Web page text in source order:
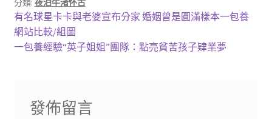
分類: 夜泊牛渚怀古
文
章
上
一
篇
有名球星卡卡與老婆宣布分家 婚姻曾是圓滿樣本一包養
網站比較/組圖
下
一包養經驗“英子姐姐”團隊：點亮貧苦孩子肄業夢
發佈留言